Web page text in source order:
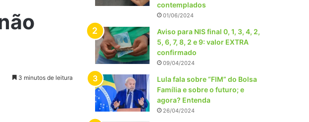
3 minutos de leitura
contemplados
01/06/2024
Aviso para NIS final 0, 1, 3, 4, 2,
5, 6, 7, 8, 2 e 9: valor EXTRA
confirmado
09/04/2024
Lula fala sobre “FIM” do Bolsa
Família e sobre o futuro; e
agora? Entenda
26/04/2024